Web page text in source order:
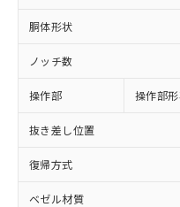
胴体形状
ノッチ数
操作部 操作部
抜き差し位置
復帰方式
ベゼル材質